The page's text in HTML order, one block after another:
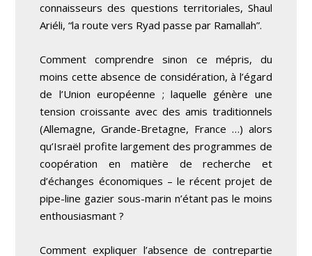
connaisseurs des questions territoriales, Shaul
Ariéli, “la route vers Ryad passe par Ramallah”.
Comment comprendre sinon ce mépris, du
moins cette absence de considération, à l’égard
de l’Union européenne ; laquelle génère une
tension croissante avec des amis traditionnels
(Allemagne, Grande-Bretagne, France …) alors
qu’Israël profite largement des programmes de
coopération en matière de recherche et
d’échanges économiques – le récent projet de
pipe-line gazier sous-marin n’étant pas le moins
enthousiasmant ?
Comment expliquer l’absence de contrepartie